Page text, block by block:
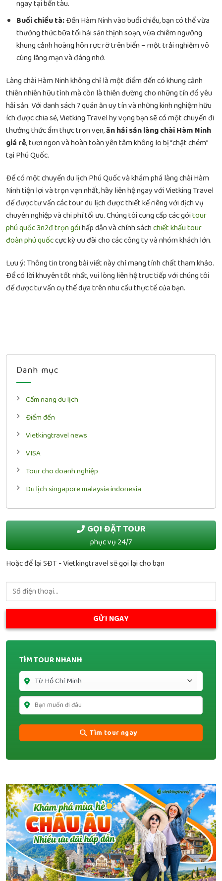
ngay tại bến tàu.
Buổi chiều tà:Đến Hàm Ninh vào buổi chiều, bạn có thể vừa
thưởng thức bữa tối hải sản thịnh soạn, vừa chiêm ngưỡng
khung cảnh hoàng hôn rực rỡ trên biển – một trải nghiệm vô
cùng lãng mạn và đáng nhớ.
Làng chài Hàm Ninh không chỉ là một điểm đến có khung cảnh
thiên nhiên hữu tình mà còn là thiên đường cho những tín đồ yêu
hải sản. Với danh sách 7 quán ăn uy tín và những kinh nghiệm hữu
ích được chia sẻ, Vietking Travel hy vọng bạn sẽ có một chuyến đi
thưởng thức ẩm thực trọn vẹn,ăn hải sản làng chài Hàm Ninh
giá rẻ, tươi ngon và hoàn toàn yên tâm không lo bị “chặt chém”
tại Phú Quốc.
Để có một chuyến du lịch Phú Quốc và khám phá làng chài Hàm
Ninh tiện lợi và trọn vẹn nhất, hãy liên hệ ngay với Vietking Travel
để được tư vấn các tour du lịch được thiết kế riêng với dịch vụ
chuyên nghiệp và chi phí tối ưu. Chúng tôi cung cấp các góitour
phú quốc 3n2đ trọn góihấp dẫn và chính sáchchiết khấu tour
đoàn phú quốccực kỳ ưu đãi cho các công ty và nhóm khách lớn.
Lưu ý: Thông tin trong bài viết này chỉ mang tính chất tham khảo.
Để có lời khuyên tốt nhất, vui lòng liên hệ trực tiếp với chúng tôi
để được tư vấn cụ thể dựa trên nhu cầu thực tế của bạn.
Danh mục
Cẩm nang du lịch
Điểm đến
Vietkingtravel news
VISA
Tour cho doanh nghiệp
Du lịch singapore malaysia indonesia
GỌI ĐẶT TOUR
phục vụ 24/7
Hoặc để lại SĐT - Vietkingtravel sẽ gọi lại cho bạn
TÌM TOUR NHANH
Tìm tour ngay